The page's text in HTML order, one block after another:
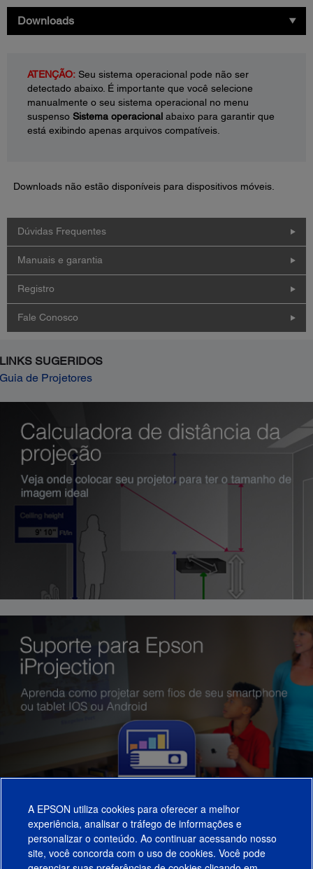
Downloads
ATENÇÃO: Seu sistema operacional pode não ser
detectado abaixo. É importante que você selecione
manualmente o seu sistema operacional no menu
suspenso Sistema operacional abaixo para garantir que
está exibindo apenas arquivos compatíveis.
Downloads não estão disponíveis para dispositivos móveis.
Dúvidas Frequentes
Manuais e garantia
Registro
Fale Conosco
LINKS SUGERIDOS
Guia de Projetores
A EPSON utiliza cookies para oferecer a melhor
experiência, analisar o tráfego de informações e
personalizar o conteúdo. Ao continuar acessando nosso
site, você concorda com o uso de cookies. Você pode